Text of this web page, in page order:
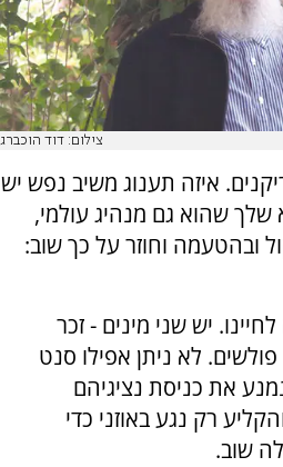
צילום: דוד הוכברג
איזה תענוג משיב נפש יש
שהוא גם מנהיג עולמי,
ובהטעמה וחוזר על כך שוב:
יש שני מינים - זכר
לא ניתן אפילו סנט
את כניסת נציגיהם
רק נגע באוזני כדי
שוב.